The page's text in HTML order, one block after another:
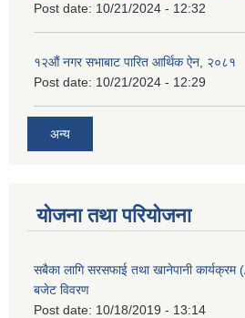
Post date: 10/21/2024 - 12:32
१२औं नगर सभाबाट पारित आर्थिक ऐन, २०८१
Post date: 10/21/2024 - 12:29
अन्य
योजना तथा परियोजना
सबैका लागि सरसफाई तथा खानेपानी
बजेट विवरण
Post date: 10/18/2019 - 13:14